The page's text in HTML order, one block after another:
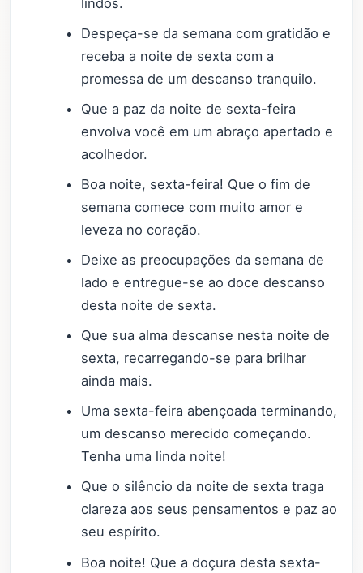
lindos.
Despeça-se da semana com gratidão e
receba a noite de sexta com a
promessa de um descanso tranquilo.
Que a paz da noite de sexta-feira
envolva você em um abraço apertado e
acolhedor.
Boa noite, sexta-feira! Que o fim de
semana comece com muito amor e
leveza no coração.
Deixe as preocupações da semana de
lado e entregue-se ao doce descanso
desta noite de sexta.
Que sua alma descanse nesta noite de
sexta, recarregando-se para brilhar
ainda mais.
Uma sexta-feira abençoada terminando,
um descanso merecido começando.
Tenha uma linda noite!
Que o silêncio da noite de sexta traga
clareza aos seus pensamentos e paz ao
seu espírito.
Boa noite! Que a doçura desta sexta-